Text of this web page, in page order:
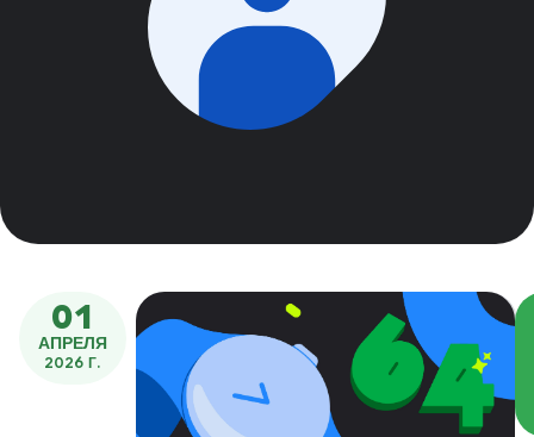
01
АПРЕЛЯ
2026 Г.